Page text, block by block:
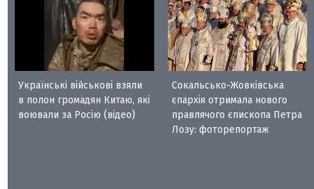
Українські військові взяли
в полон громадян Китаю, які
воювали за Росію (відео)
Сокальсько-Жовківська
єпархія отримала нового
правлячого єпископа Петра
Лозу: фоторепортаж